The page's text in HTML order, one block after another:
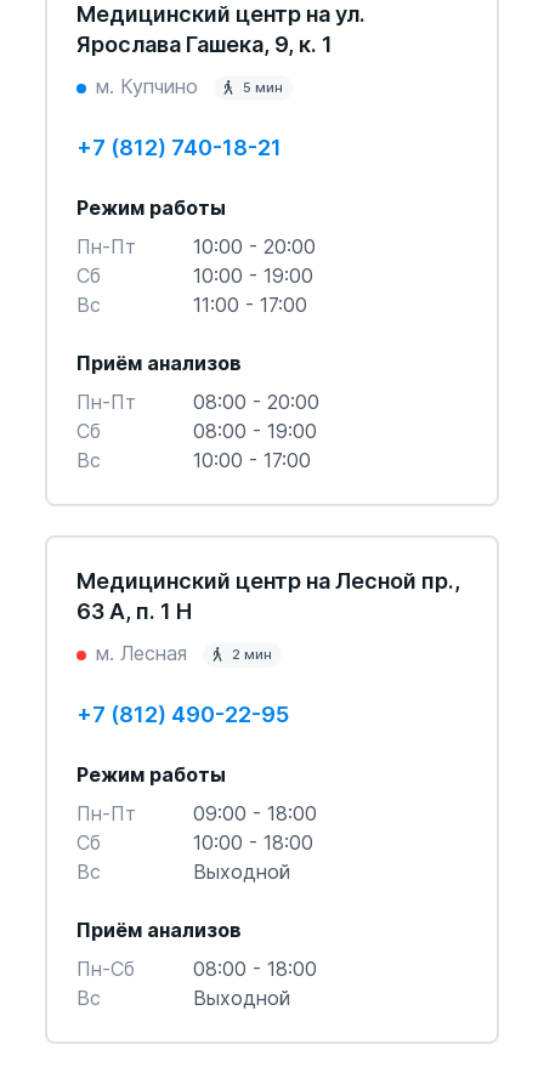
Медицинский центр на ул.
Ярослава Гашека, 9, к. 1
м. Купчино 5 мин
+7 (812) 740-18-21
Режим работы
Пн-Пт
10:00 - 20:00
Cб
10:00 - 19:00
Вс
11:00 - 17:00
Приём анализов
Пн-Пт
08:00 - 20:00
Cб
08:00 - 19:00
Вс
10:00 - 17:00
Медицинский центр на Лесной пр.,
63 А, п. 1 Н
м. Лесная 2 мин
+7 (812) 490-22-95
Режим работы
Пн-Пт
09:00 - 18:00
Cб
10:00 - 18:00
Вс
Выходной
Приём анализов
Пн-Cб
08:00 - 18:00
Вс
Выходной